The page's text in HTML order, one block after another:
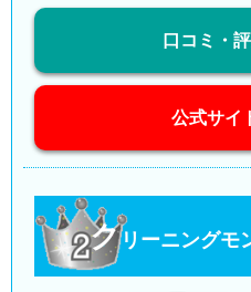
口コミ・
公式サイ
クリーニングモ